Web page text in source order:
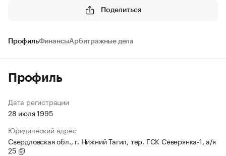
Поделиться
ПрофильФинансыАрбитражные дела
Профиль
Дата регистрации
28 июля 1995
Юридический адрес
Свердловская обл., г. Нижний Тагил, тер. ГСК Северянка-1, а/я
25